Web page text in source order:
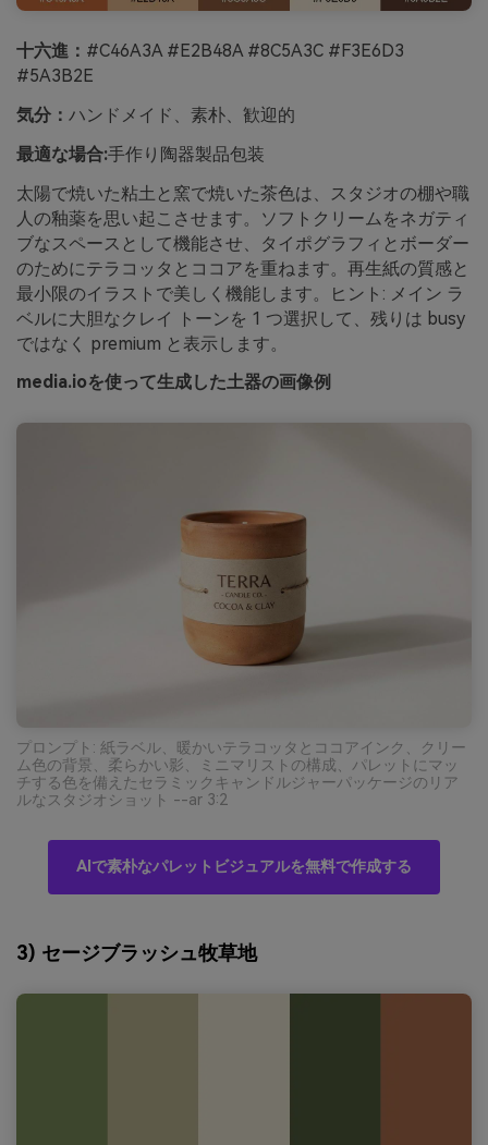
十六進： #C46A3A #E2B48A #8C5A3C #F3E6D3
#5A3B2E
気分： ハンドメイド、素朴、歓迎的
最適な場合:手作り陶器製品包装
太陽で焼いた粘土と窯で焼いた茶色は、スタジオの棚や職
人の釉薬を思い起こさせます。ソフトクリームをネガティ
ブなスペースとして機能させ、タイポグラフィとボーダー
のためにテラコッタとココアを重ねます。再生紙の質感と
最小限のイラストで美しく機能します。ヒント: メイン ラ
ベルに大胆なクレイ トーンを 1 つ選択して、残りは busy
ではなく premium と表示します。
media.ioを使って生成した土器の画像例
プロンプト: 紙ラベル、暖かいテラコッタとココアインク、クリー
ム色の背景、柔らかい影、ミニマリストの構成、パレットにマッ
チする色を備えたセラミックキャンドルジャーパッケージのリア
ルなスタジオショット --ar 3:2
AIで素朴なパレットビジュアルを無料で作成する
3) セージブラッシュ牧草地